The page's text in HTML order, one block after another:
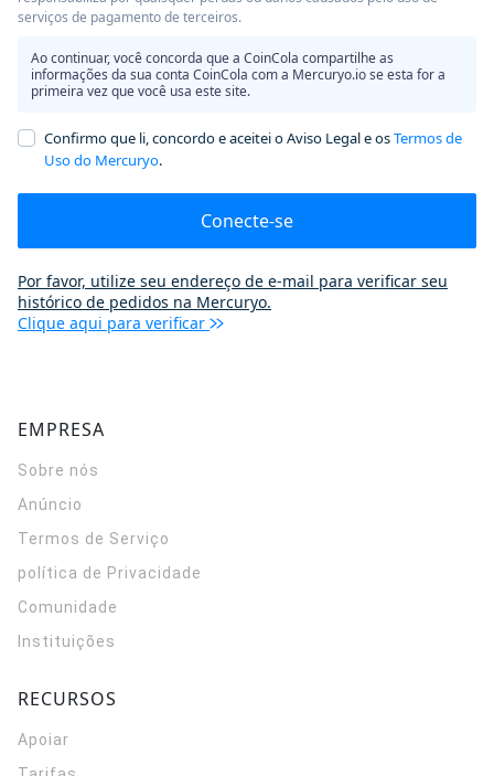
serviços de pagamento de terceiros.
Ao continuar, você concorda que a CoinCola compartilhe as
informações da sua conta CoinCola com a Mercuryo.io se esta for a
primeira vez que você usa este site.
Confirmo que li, concordo e aceitei o Aviso Legal e osTermos de
Uso do Mercuryo.
Conecte-se
Por favor, utilize seu endereço de e-mail para verificar seu
histórico de pedidos na Mercuryo.
Clique aqui para verificar
EMPRESA
Sobre nós
Anúncio
Termos de Serviço
política de Privacidade
Comunidade
Instituições
RECURSOS
Apoiar